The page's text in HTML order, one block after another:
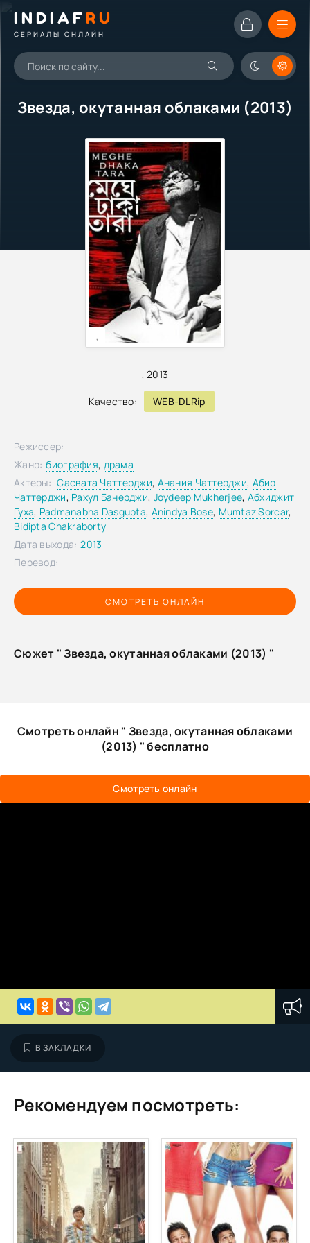
INDIAFRU
СЕРИАЛЫ ОНЛАЙН
Звезда, окутанная облаками (2013)
,2013
Качество: WEB-DLRip
,
СМОТРЕТЬ ОНЛАЙН
Режиссер:
Жанр: биография, драма
Актеры: Сасвата Чаттерджи, Анания Чаттерджи, Абир
Чаттерджи, Рахул Банерджи, Joydeep Mukherjee, Абхиджит
Гуха, Padmanabha Dasgupta, Anindya Bose, Mumtaz Sorcar,
Bidipta Chakraborty
Дата выхода: 2013
Перевод:
Сюжет " Звезда, окутанная облаками (2013) "
Смотреть онлайн " Звезда, окутанная облаками
(2013) " бесплатно
Смотреть онлайн
В ЗАКЛАДКИ
Рекомендуем посмотреть: